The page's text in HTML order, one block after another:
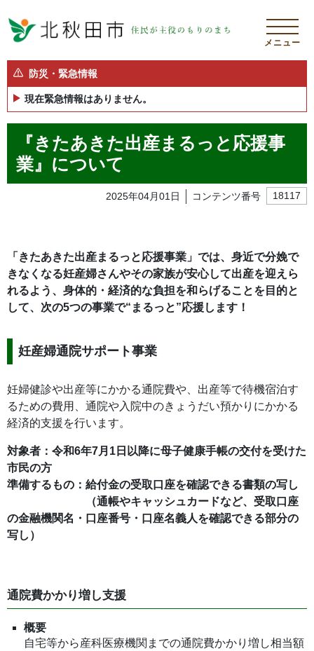
メニュー
防災・緊急情報
現在緊急情報はありません。
『きたあきた出産まるっと応援事
業』について
2025年04月01日 コンテンツ番号 18117
「きたあきた出産まるっと応援事業」では、身近で分娩で
きなくなる妊産婦さんやその家族が安心して出産を迎えら
れるよう、 身体的・経済的な負担を和らげることを目的と
して、次の5つの事業で“まるっと”応援します！
妊産婦通院サポート事業
妊婦健診や出産等にかかる通院費や、出産等で待機宿泊す
るための費用、通院や入院中のきょうだい預かりにかかる
経済的支援を行います。
対象者：令和6年7月1日以降に母子健康手帳の交付を受けた
市民の方
準備するもの：給付金の受取口座を確認できる書類の写し
（通帳やキャッシュカードなど、受取口座
の金融機関名・口座番号・口座名義人を確認できる部分の
写し）
通院費かかり増し支援
概要
自宅等から産科医療機関までの通院費かかり増し相当額